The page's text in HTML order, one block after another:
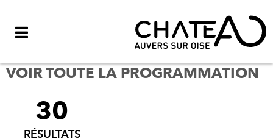
VOIR TOUTE LA PROGRAMMATION
FILTRER
30
RÉSULTATS